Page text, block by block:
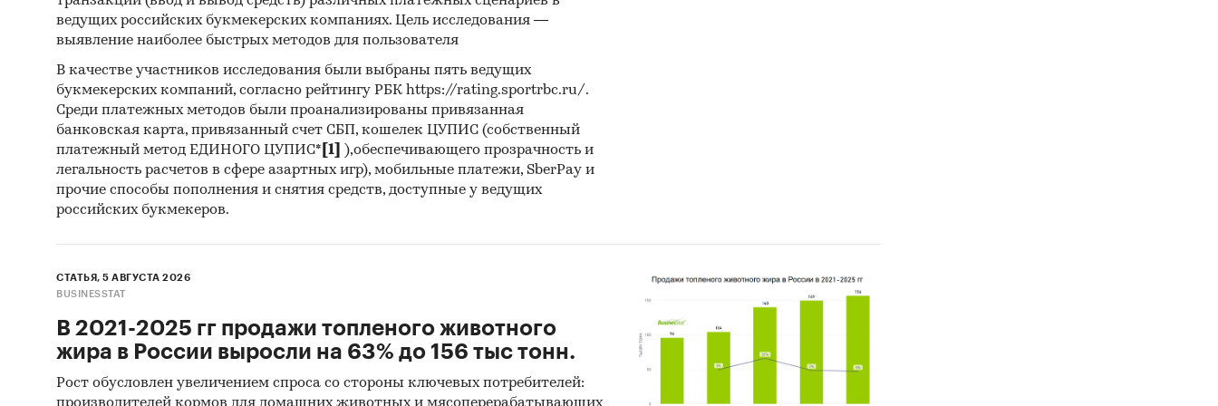
`РЕСУРС`
В разделе `Цены производителей` рассмотрены виды:
- Зерновые культуры
- Пшеница
- Ячмень
- Рожь
- Просо
- Овес
- Гречиха
В разделе `Импорт` и `Экспорт` рассмотрены виды:
- Пшеница и меслин
- Рожь
- Ячмень
ведущих российских букмекерских компаниях. Цель исследования —
выявление наиболее быстрых методов для пользователя
В качестве участников исследования были выбраны пять ведущих
букмекерских компаний, согласно рейтингу РБК https://rating.sportrbc.ru/.
Среди платежных методов были проанализированы привязанная
банковская карта, привязанный счет СБП, кошелек ЦУПИС (собственный
платежный метод ЕДИНОГО ЦУПИС* [1]
),обеспечивающего прозрачность и
легальность расчетов в сфере азартных игр), мобильные платежи, SberPay и
прочие способы пополнения и снятия средств, доступные у ведущих
российских букмекеров.
СТАТЬЯ, 5 АВГУСТА 2026
BUSINESSTAT
В 2021-2025 гг продажи топленого животного
жира в России выросли на 63% до 156 тыс тонн.
Рост обусловлен увеличением спроса со стороны ключевых потребителей:
производителей кормов для домашних животных и мясоперерабатывающих